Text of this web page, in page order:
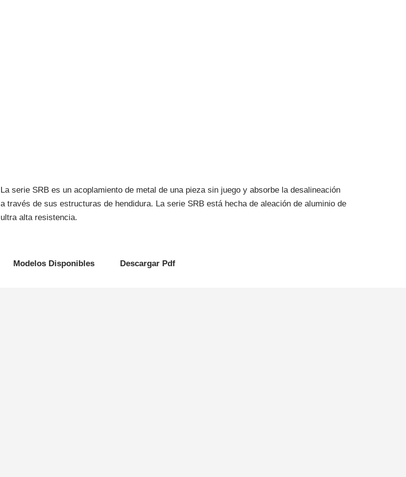
La serie SRB es un acoplamiento de metal de una pieza sin juego y absorbe la desalineación
a través de sus estructuras de hendidura. La serie SRB está hecha de aleación de aluminio de
ultra alta resistencia.
Modelos Disponibles Descargar Pdf